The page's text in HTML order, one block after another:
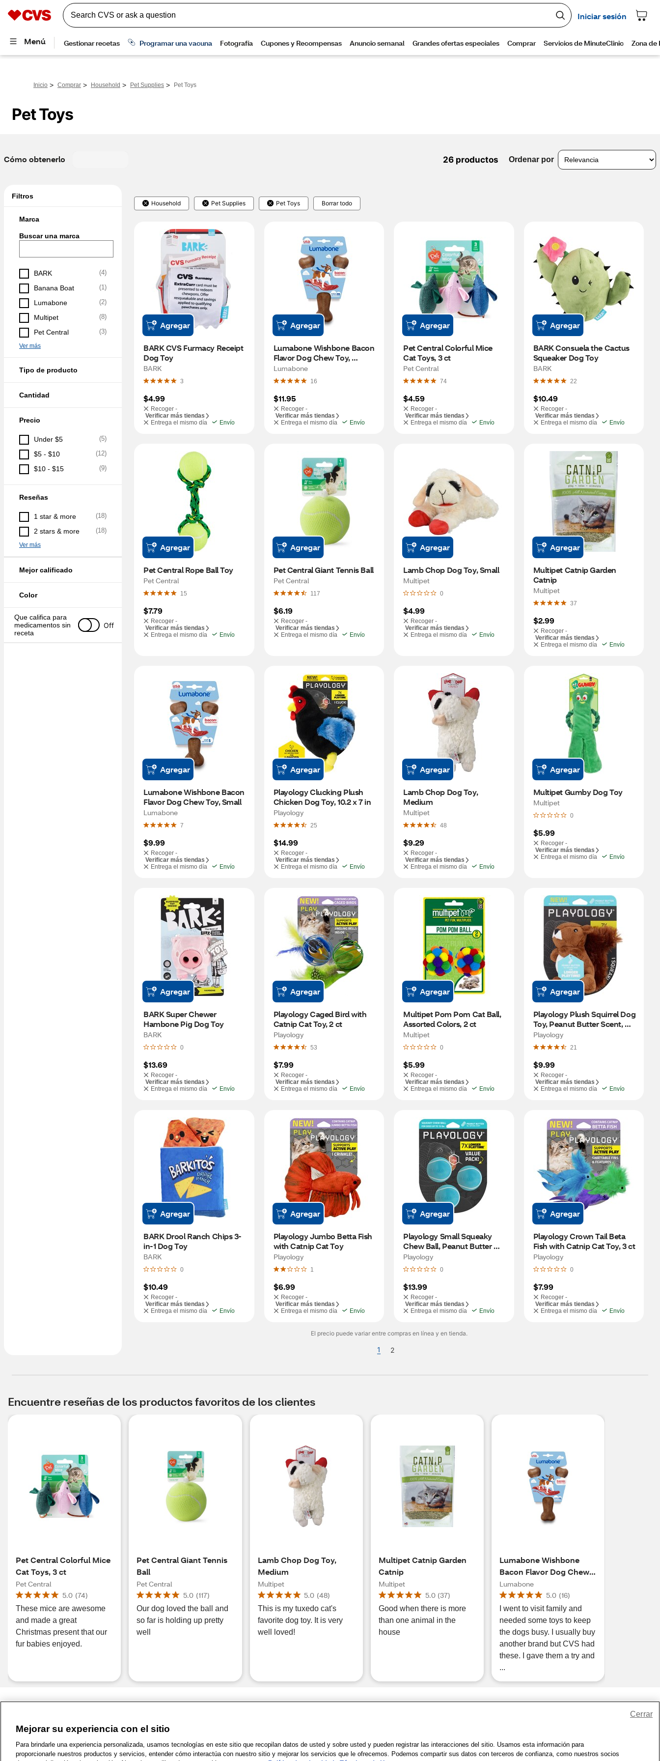
Inicio > Comprar > Household > Pet Supplies > Pet Toys
Pet Toys
Cómo obtenerlo 26 productos Ordenar por
Filtros
Marca
Buscar una marca
BARK (4)
Banana Boat (1)
Lumabone (2)
Multipet (8)
Pet Central (3)
Ver más
Tipo de producto
Cantidad
Precio
Under $5 (5)
$5 - $10 (12)
$10 - $15 (9)
Reseñas
1 star & more (18)
2 stars & more (18)
Ver más
Mejor calificado
Color
Que califica para
medicamentos sin
receta
Off
Household Pet Supplies Pet Toys Borrar todo
Agregar
BARK CVS Furmacy Receipt
Dog Toy
BARK
3
$4.99
Recoger -
Verificar más tiendas
Entrega el mismo día
Envío
Agregar
Lumabone Wishbone Bacon
Flavor Dog Chew Toy,
Medium
Lumabone
16
$11.95
Recoger -
Verificar más tiendas
Entrega el mismo día
Envío
Agregar
Pet Central Colorful Mice
Cat Toys, 3 ct
Pet Central
74
$4.59
Recoger -
Verificar más tiendas
Entrega el mismo día
Envío
Agregar
BARK Consuela the Cactus
Squeaker Dog Toy
BARK
22
$10.49
Recoger -
Verificar más tiendas
Entrega el mismo día
Envío
Agregar
Pet Central Rope Ball Toy
Pet Central
15
$7.79
Recoger -
Verificar más tiendas
Entrega el mismo día
Envío
Agregar
Pet Central Giant Tennis Ball
Pet Central
117
$6.19
Recoger -
Verificar más tiendas
Entrega el mismo día
Envío
Agregar
Lamb Chop Dog Toy, Small
Multipet
0
$4.99
Recoger -
Verificar más tiendas
Entrega el mismo día
Envío
Agregar
Multipet Catnip Garden
Catnip
Multipet
37
$2.99
Recoger -
Verificar más tiendas
Entrega el mismo día
Envío
Agregar
Lumabone Wishbone Bacon
Flavor Dog Chew Toy, Small
Lumabone
7
$9.99
Recoger -
Verificar más tiendas
Entrega el mismo día
Envío
Agregar
Playology Clucking Plush
Chicken Dog Toy, 10.2 x 7 in
Playology
25
$14.99
Recoger -
Verificar más tiendas
Entrega el mismo día
Envío
Agregar
Lamb Chop Dog Toy,
Medium
Multipet
48
$9.29
Recoger -
Verificar más tiendas
Entrega el mismo día
Envío
Agregar
Multipet Gumby Dog Toy
Multipet
0
$5.99
Recoger -
Verificar más tiendas
Entrega el mismo día
Envío
Agregar
BARK Super Chewer
Hambone Pig Dog Toy
BARK
0
$13.69
Recoger -
Verificar más tiendas
Entrega el mismo día
Envío
Agregar
Playology Caged Bird with
Catnip Cat Toy, 2 ct
Playology
53
$7.99
Recoger -
Verificar más tiendas
Entrega el mismo día
Envío
Agregar
Multipet Pom Pom Cat Ball,
Assorted Colors, 2 ct
Multipet
0
$5.99
Recoger -
Verificar más tiendas
Entrega el mismo día
Envío
Agregar
Playology Plush Squirrel Dog
Toy, Peanut Butter Scent,
Size Small
Playology
21
$9.99
Recoger -
Verificar más tiendas
Entrega el mismo día
Envío
Agregar
BARK Drool Ranch Chips 3-
in-1 Dog Toy
BARK
0
$10.49
Recoger -
Verificar más tiendas
Entrega el mismo día
Envío
Agregar
Playology Jumbo Betta Fish
with Catnip Cat Toy
Playology
1
$6.99
Recoger -
Verificar más tiendas
Entrega el mismo día
Envío
Agregar
Playology Small Squeaky
Chew Ball, Peanut Butter
Scent, 3 ct
Playology
0
$13.99
Recoger -
Verificar más tiendas
Entrega el mismo día
Envío
Agregar
Playology Crown Tail Beta
Fish with Catnip Cat Toy, 3 ct
Playology
0
$7.99
Recoger -
Verificar más tiendas
Entrega el mismo día
Envío
El precio puede variar entre compras en línea y en tienda.
1 2
Encuentre reseñas de los productos favoritos de los clientes
Pet Central Colorful Mice
Cat Toys, 3 ct
Pet Central
5.0 (74)
These mice are awesome
and made a great
Christmas present that our
fur babies enjoyed.
Pet Central Giant Tennis
Ball
Pet Central
5.0 (117)
Our dog loved the ball and
so far is holding up pretty
well
Lamb Chop Dog Toy,
Medium
Multipet
5.0 (48)
This is my tuxedo cat's
favorite dog toy. It is very
well loved!
Multipet Catnip Garden
Catnip
Multipet
5.0 (37)
Good when there is more
than one animal in the
house
Lumabone Wishbone
Bacon Flavor Dog Chew
Toy, Medium
Lumabone
5.0 (16)
I went to visit family and
needed some toys to keep
the dogs busy. I usually buy
another brand but CVS had
these. I gave them a try and
...
1-800-679-9691 | Contáctenos | Términos de Uso | Accesibilidad | Política de Privacidad | WA Privacy Policy | Mapa del sitio | Zona de Bienestar | © 1999 - 2026 CVS.com
Mejorar su experiencia con el sitio
Para brindarle una experiencia personalizada, usamos tecnologías en este sitio que recopilan datos de usted y sobre usted y pueden registrar las interacciones del sitio. Usamos esta información para
proporcionarle nuestros productos y servicios, entender cómo interactúa con nuestro sitio y mejorar los servicios que le ofrecemos. Podemos compartir sus datos con terceros de confianza, como nuestros socios
Cerrar